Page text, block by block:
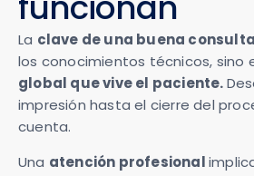
La clave de una buena consulta
los conocimientos técnicos, sino
global que vive el paciente.
impresión hasta el cierre del
cuenta.
Una atención profesional